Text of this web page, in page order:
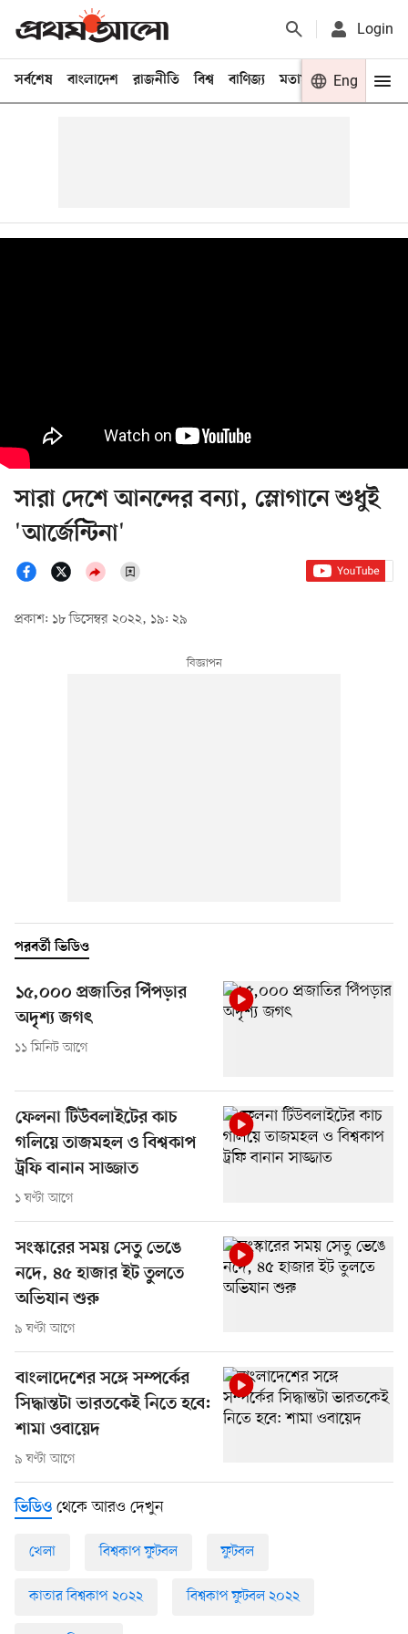
Login
সর্বশেষ বাংলাদেশ রাজনীতি বিশ্ব বাণিজ্য মতামত খেলা
Eng
সারা দেশে আনন্দের বন্যা, স্লোগানে শুধুই
'আর্জেন্টিনা'
প্রকাশ: ১৮ ডিসেম্বর ২০২২, ১৯: ২৯
পরবর্তী ভিডিও
১৫,০০০ প্রজাতির পিঁপড়ার
অদৃশ্য জগৎ
১১ মিনিট আগে
ফেলনা টিউবলাইটের কাচ
গলিয়ে তাজমহল ও বিশ্বকাপ
ট্রফি বানান সাজ্জাত
১ ঘণ্টা আগে
সংস্কারের সময় সেতু ভেঙে
নদে, ৪৫ হাজার ইট তুলতে
অভিযান শুরু
৯ ঘণ্টা আগে
বাংলাদেশের সঙ্গে সম্পর্কের
সিদ্ধান্তটা ভারতকেই নিতে হবে:
শামা ওবায়েদ
৯ ঘণ্টা আগে
ভিডিও থেকে আরও দেখুন
খেলা বিশ্বকাপ ফুটবল ফুটবল
কাতার বিশ্বকাপ ২০২২ বিশ্বকাপ ফুটবল ২০২২